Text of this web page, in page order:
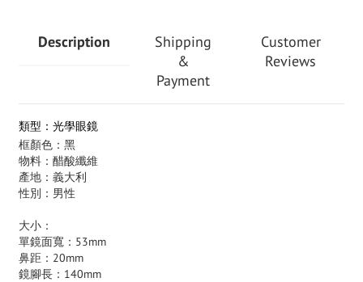
Description
Shipping
&
Payment
Customer
Reviews
類型：光學眼鏡
框顏色：黑
物料：醋酸纖維
產地：義大利
性別：男性
大小：
單鏡面寬：53mm
鼻距：20mm
鏡腳長：140mm